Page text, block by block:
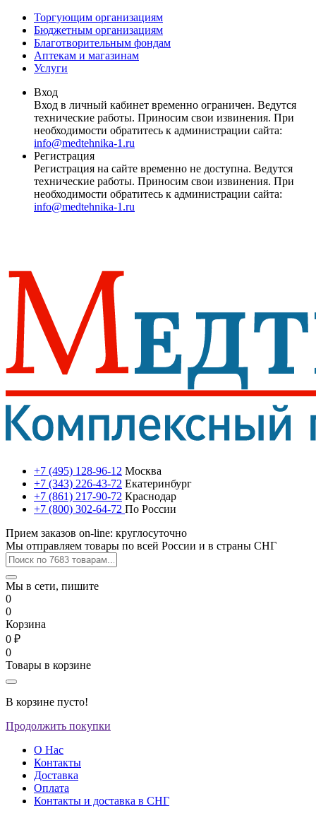
Торгующим организациям
Бюджетным организациям
Благотворительным фондам
Аптекам и магазинам
Услуги
Вход
Вход в личный кабинет временно ограничен. Ведутся
технические работы. Приносим свои извинения. При
необходимости обратитесь к администрации сайта:
info@medtehnika-1.ru
Регистрация
Регистрация на сайте временно не доступна. Ведутся
технические работы. Приносим свои извинения. При
необходимости обратитесь к администрации сайта:
info@medtehnika-1.ru
+7 (495) 128-96-12 Москва
+7 (343) 226-43-72 Екатеринбург
+7 (861) 217-90-72 Краснодар
+7 (800) 302-64-72 По России
Прием заказов on-line: круглосуточно
Мы отправляем товары по всей России и в страны СНГ
Мы в сети, пишите
0
0
Корзина
0 ₽
0
Товары в корзине
В корзине пусто!
Продолжить покупки
О Нас
Контакты
Доставка
Оплата
Контакты и доставка в СНГ